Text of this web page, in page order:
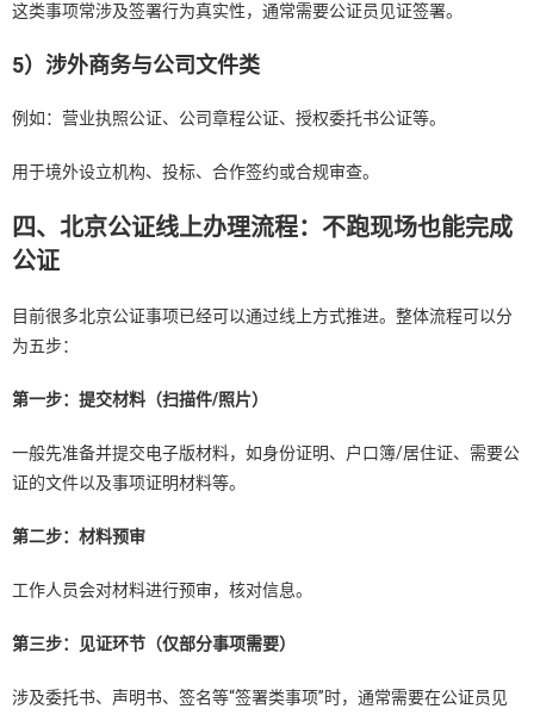
这类事项常涉及签署行为真实性，通常需要公证员见证签署。
5）涉外商务与公司文件类
例如：营业执照公证、公司章程公证、授权委托书公证等。
用于境外设立机构、投标、合作签约或合规审查。
四、北京公证线上办理流程：不跑现场也能完成
公证
目前很多北京公证事项已经可以通过线上方式推进。整体流程可以分
为五步：
第一步：提交材料（扫描件/照片）
一般先准备并提交电子版材料，如身份证明、户口簿/居住证、需要公
证的文件以及事项证明材料等。
第二步：材料预审
工作人员会对材料进行预审，核对信息。
第三步：见证环节（仅部分事项需要）
涉及委托书、声明书、签名等“签署类事项”时，通常需要在公证员见